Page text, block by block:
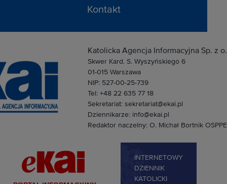
Kontakt
Katolicka Agencja Informacyjna Sp. z
Skwer Kard. S. Wyszyńskiego 6
01-015 Warszawa
NIP: 527-00-25-739
Tel: +48 22 635 77 18
Sekretariat: sekretariat@ekai.pl
Dziennikarze: info@ekai.pl
Redaktor naczelny: O. Michał Bortnik OSPPE
INTERNETOWY
DZIENNIK
KATOLICKI